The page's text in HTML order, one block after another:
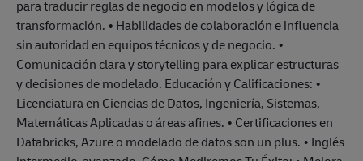
para traducir reglas de negocio en modelos y lógica de
transformación. • Habilidades de colaboración e influencia
sin autoridad en equipos técnicos y de negocio. •
Comunicación clara y storytelling para explicar estructuras
y decisiones de modelado. Educación y Calificaciones: •
Licenciatura en Ciencias de Datos, Ingeniería, Sistemas,
Matemáticas Aplicadas o áreas afines. • Certificaciones en
Databricks, Azure o modelado de datos son un plus. • Inglés